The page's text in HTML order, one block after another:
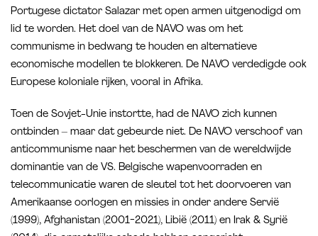
Portugese dictator Salazar met open armen uitgenodigd om
lid te worden. Het doel van de NAVO was om het
communisme in bedwang te houden en alternatieve
economische modellen te blokkeren. De NAVO verdedigde ook
Europese koloniale rijken, vooral in Afrika.
Toen de Sovjet-Unie instortte, had de NAVO zich kunnen
ontbinden – maar dat gebeurde niet. De NAVO verschoof van
anticommunisme naar het beschermen van de wereldwijde
dominantie van de VS. Belgische wapenvoorraden en
telecommunicatie waren de sleutel tot het doorvoeren van
Amerikaanse oorlogen en missies in onder andere Servië
(1999), Afghanistan (2001-2021), Libië (2011) en Irak & Syrië